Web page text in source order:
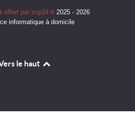
offert par svp34.fr 2025 - 2026
informatique à domicile
le haut